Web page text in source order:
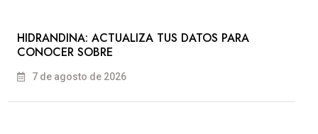
HIDRANDINA: ACTUALIZA TUS DATOS PARA
CONOCER SOBRE
7 de agosto de 2026